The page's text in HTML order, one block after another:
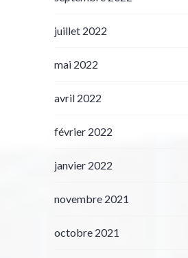
juillet 2022
mai 2022
avril 2022
février 2022
janvier 2022
novembre 2021
octobre 2021